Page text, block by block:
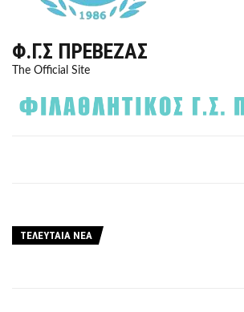
Φ.Γ.Σ ΠΡΈΒΕΖΑΣ
The Official Site
ΤΕΛΕΥΤΑΙΑ ΝΕΑ